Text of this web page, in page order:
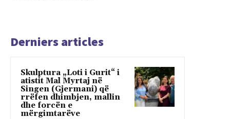
Derniers articles
Skulptura „Loti i Gurit“ i
atistit Mal Myrtaj në
Singen (Gjermani) që
rrëfen dhimbjen, mallin
dhe forcën e
mërgimtarëve